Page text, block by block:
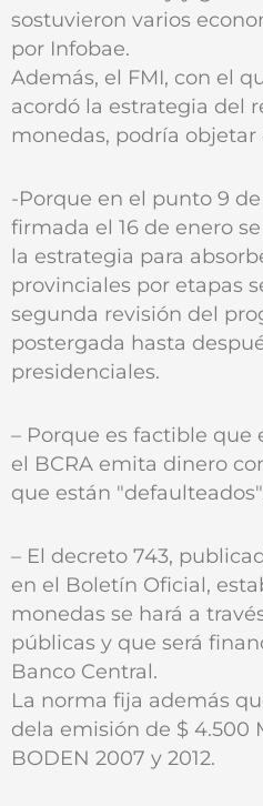
sostuvieron varios
por Infobae.
Además, el FMI, con el
acordó la estrategia del
monedas, podría objetar
-Porque en el punto 9
firmada el 16 de enero
la estrategia para
provinciales por etapas
segunda revisión del
postergada hasta
presidenciales.
– Porque es factible que
el BCRA emita dinero
que están
– El decreto 743,
en el Boletín Oficial,
monedas se hará a
públicas y que será
Banco Central.
La norma fija además
dela emisión de $ 4.500
BODEN 2007 y 2012.